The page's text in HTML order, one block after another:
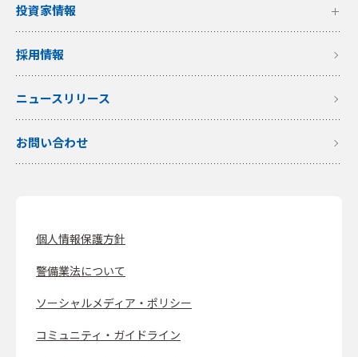
投資家情報
採用情報
ニュースリリース
お問い合わせ
個人情報保護方針
警備業法について
ソーシャルメディア・ポリシー
コミュニティ・ガイドライン